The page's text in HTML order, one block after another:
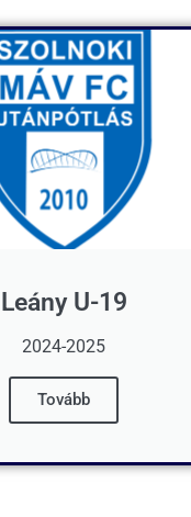
Leány U-19
2024-2025
Tovább